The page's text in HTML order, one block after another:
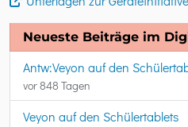
Neueste Beiträge im
Antw:Veyon auf den
vor 848 Tagen
Veyon auf den Schülertablets